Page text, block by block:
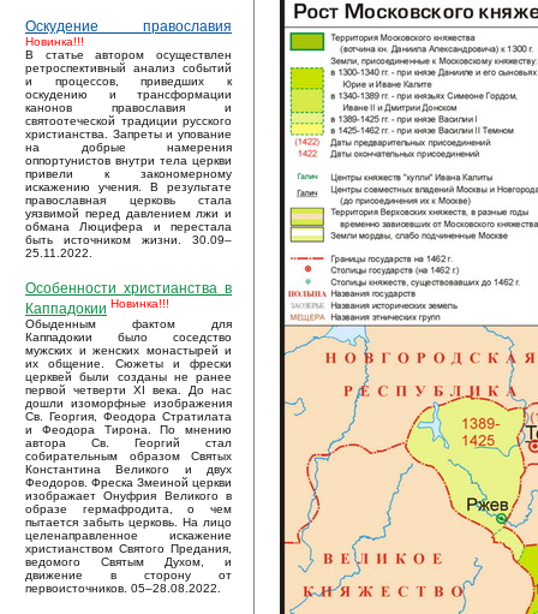
Оскудение православия
Новинка!!!
В статье автором осуществлен
ретроспективный анализ событий
и процессов, приведших к
оскудению и трансформации
канонов православия и
святоотеческой традиции русского
христианства. Запреты и упование
на добрые намерения
оппортунистов внутри тела церкви
привели к закономерному
искажению учения. В результате
православная церковь стала
уязвимой перед давлением лжи и
обмана Люцифера и перестала
быть источником жизни. 30.09–
25.11.2022.
Особенности христианства в
Каппадокии Новинка!!!
Обыденным фактом для
Каппадокии было соседство
мужских и женских монастырей и
их общение. Сюжеты и фрески
церквей были созданы не ранее
первой четверти XI века. До нас
дошли изоморфные изображения
Св. Георгия, Феодора Стратилата
и Феодора Тирона. По мнению
автора Св. Георгий стал
собирательным образом Святых
Константина Великого и двух
Феодоров. Фреска Змеиной церкви
изображает Онуфрия Великого в
образе гермафродита, о чем
пытается забыть церковь. На лицо
целенаправленное искажение
христианством Святого Предания,
ведомого Святым Духом, и
движение в сторону от
первоисточников. 05–28.08.2022.